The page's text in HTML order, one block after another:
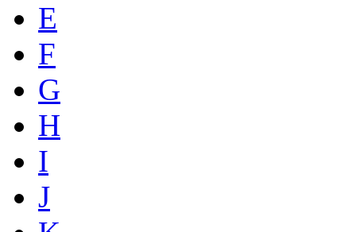
E
F
G
H
I
J